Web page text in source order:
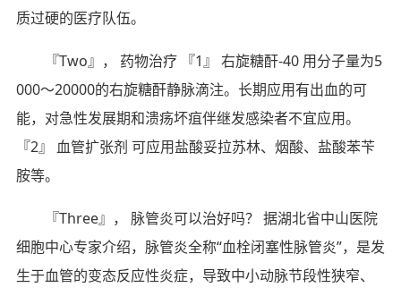
质过硬的医疗队伍。
『Two』， 药物治疗 『1』 右旋糖酐-40 用分子量为5
000～20000的右旋糖酐静脉滴注。长期应用有出血的可
能，对急性发展期和溃疡坏疽伴继发感染者不宜应用。
『2』 血管扩张剂 可应用盐酸妥拉苏林、烟酸、盐酸苯苄
胺等。
『Three』， 脉管炎可以治好吗？ 据湖北省中山医院
细胞中心专家介绍，脉管炎全称“血栓闭塞性脉管炎”，是发
生于血管的变态反应性炎症，导致中小动脉节段性狭窄、